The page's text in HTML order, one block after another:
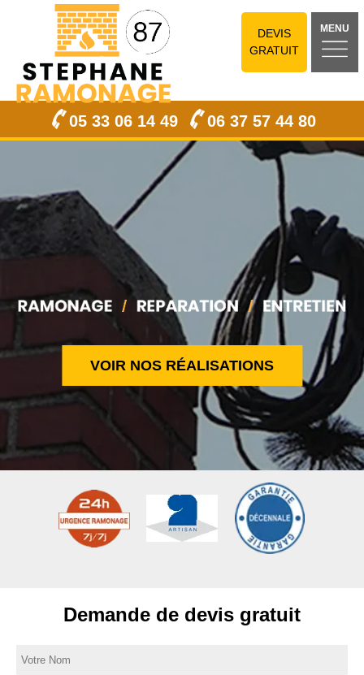
DEVIS
GRATUIT
MENU
05 33 06 14 49 06 37 57 44 80
VOIR NOS RÉALISATIONS
Demande de devis gratuit